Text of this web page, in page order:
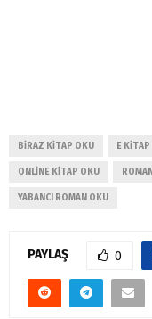
BIRAZ KITAP OKU E
ONLINE KITAP OKU
YABANCI ROMAN OKU
PAYLAŞ 0